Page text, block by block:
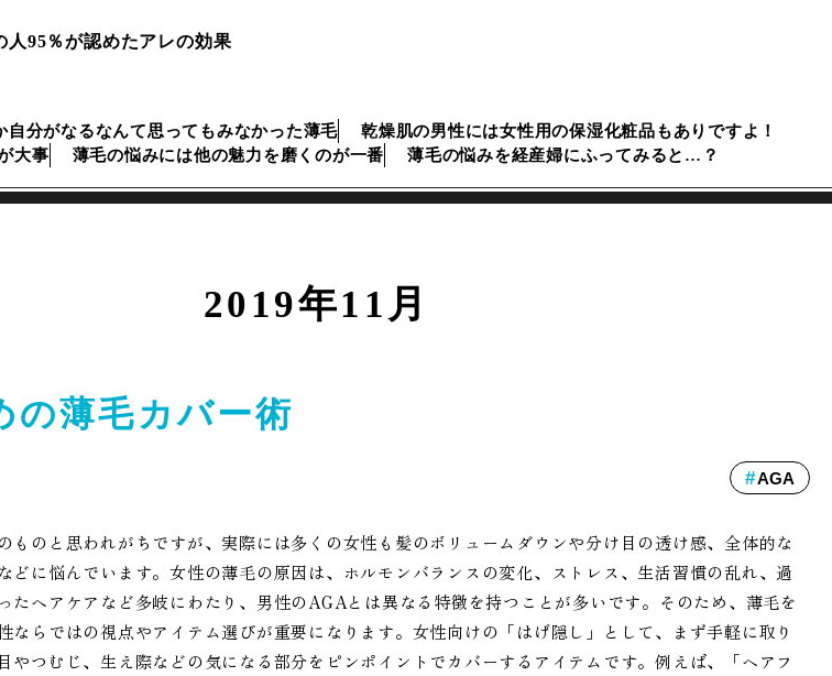
人95％が認めたアレの効果
自分がなるなんて思ってもみなかった薄毛
乾燥肌の男性には女性用の保湿化粧品もありですよ！
大事 薄毛の悩みには他の魅力を磨くのが一番 薄毛の悩みを経産婦にふってみると…？
2019年11月
の薄毛カバー術
AGA
ものと思われがちですが、実際には多くの女性も髪のボリュームダウンや分け目の透け感、全体的な
どに悩んでいます。女性の薄毛の原因は、ホルモンバランスの変化、ストレス、生活習慣の乱れ、過
たヘアケアなど多岐にわたり、男性のAGAとは異なる特徴を持つことが多いです。そのため、薄毛を
ならではの視点やアイテム選びが重要になります。女性向けの「はげ隠し」として、まず手軽に取り
やつむじ、生え際などの気になる部分をピンポイントでカバーするアイテムです。例えば、「ヘアフ